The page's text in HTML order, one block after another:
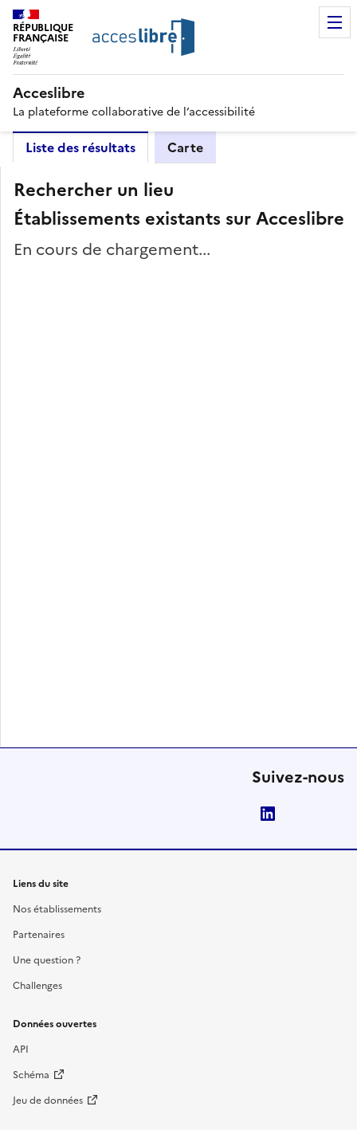
RÉPUBLIQUE
FRANÇAISE
Acceslibre
La plateforme collaborative de l’accessibilité
Liste des résultats Carte
Rechercher un lieu
Établissements existants sur Acceslibre
En cours de chargement...
Suivez-nous
Liens du site
Nos établissements
Partenaires
Une question ?
Challenges
Données ouvertes
API
Schéma
Jeu de données